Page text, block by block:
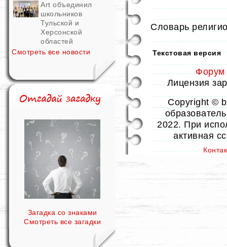
Art объединил
школьников
Тульской и
Херсонской
областей
Смотреть все новости
Загадка со знаками
Смотреть все загадки
Словарь
Текстовая версия
Форум
Лицензия
Copyright ©
2022. При
активная